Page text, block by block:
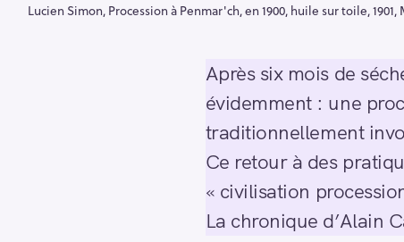
Lucien Simon, Procession à Penmar'ch, en 1900, huile sur toile, 1901,
Après six mois de
évidemment : une
traditionnellement
Ce retour à des
« civilisation
La chronique d’Alain